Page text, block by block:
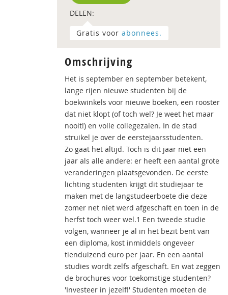
DELEN:
Gratis voor abonnees.
Omschrijving
Het is september en september betekent,
lange rijen nieuwe studenten bij de
boekwinkels voor nieuwe boeken, een rooster
dat niet klopt (of toch wel? Je weet het maar
nooit!) en volle collegezalen. In de stad
struikel je over de eerstejaarsstudenten.
Zo gaat het altijd. Toch is dit jaar niet een
jaar als alle andere: er heeft een aantal grote
veranderingen plaatsgevonden. De eerste
lichting studenten krijgt dit studiejaar te
maken met de langstudeerboete die deze
zomer net niet werd afgeschaft en toen in de
herfst toch weer wel.1 Een tweede studie
volgen, wanneer je al in het bezit bent van
een diploma, kost inmiddels ongeveer
tienduizend euro per jaar. En een aantal
studies wordt zelfs afgeschaft. En wat zeggen
de brochures voor toekomstige studenten?
'Investeer in jezelf!' Studenten moeten de